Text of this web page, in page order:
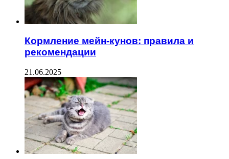
Кормление мейн-кунов: правила и
рекомендации
21.06.2025